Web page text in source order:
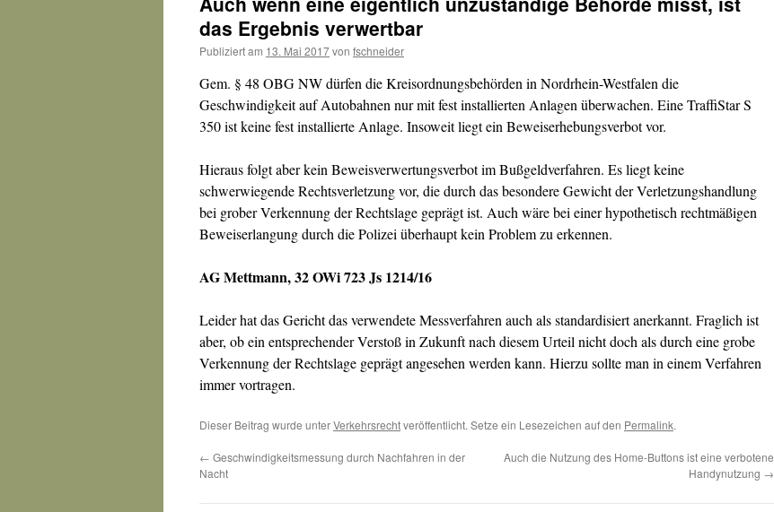
das Ergebnis verwertbar
Publiziert am 13. Mai 2017von fschneider
Gem. § 48 OBG NW dürfen die Kreisordnungsbehörden in Nordrhein-Westfalen die
Geschwindigkeit auf Autobahnen nur mit fest installierten Anlagen überwachen. Eine TraffiStar S
350 ist keine fest installierte Anlage. Insoweit liegt ein Beweiserhebungsverbot vor.
Hieraus folgt aber kein Beweisverwertungsverbot im Bußgeldverfahren. Es liegt keine
schwerwiegende Rechtsverletzung vor, die durch das besondere Gewicht der Verletzungshandlung
bei grober Verkennung der Rechtslage geprägt ist. Auch wäre bei einer hypothetisch rechtmäßigen
Beweiserlangung durch die Polizei überhaupt kein Problem zu erkennen.
AG Mettmann, 32 OWi 723 Js 1214/16
Leider hat das Gericht das verwendete Messverfahren auch als standardisiert anerkannt. Fraglich ist
aber, ob ein entsprechender Verstoß in Zukunft nach diesem Urteil nicht doch als durch eine grobe
Verkennung der Rechtslage geprägt angesehen werden kann. Hierzu sollte man in einem Verfahren
immer vortragen.
Dieser Beitrag wurde unterVerkehrsrechtveröffentlicht. Setze ein Lesezeichen auf den Permalink.
← Geschwindigkeitsmessung durch Nachfahren in der
Nacht
Auch die Nutzung des Home-Buttons ist eine verbotene
Handynutzung →